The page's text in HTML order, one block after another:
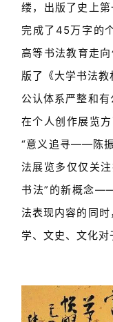
缕，出版了史上
完成了45万字的
高等书法教育走
版了《大学书法
公认体系严整和有
在个人创作展览
“意义追寻——陈
法展览多仅仅关
书法”的新概念
法表现内容的同
学、文史、文化对